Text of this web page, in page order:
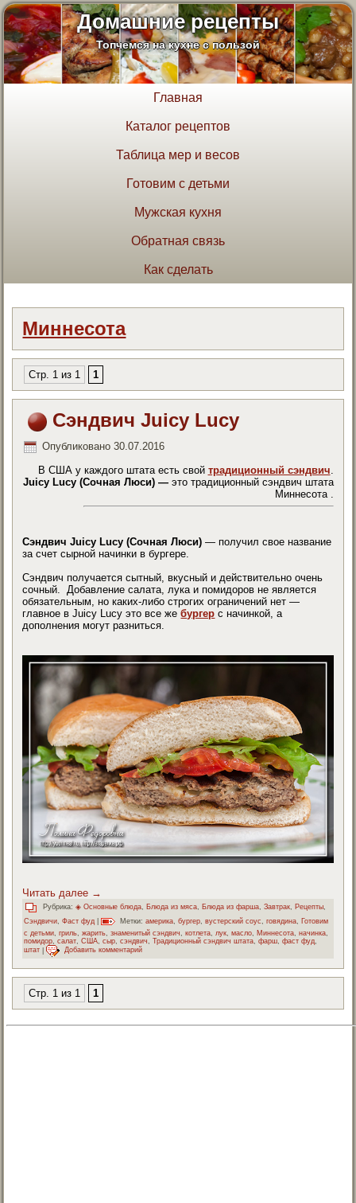
Домашние рецепты
Топчемся на кухне с пользой
Главная
Каталог рецептов
Таблица мер и весов
Готовим с детьми
Мужская кухня
Обратная связь
Как сделать
Миннесота
Стр. 1 из 1 1
Сэндвич Juicy Lucy
Опубликовано 30.07.2016
В США у каждого штата есть свой традиционный сэндвич.
Juicy Lucy (Сочная Люси) — это традиционный сэндвич штата
Миннесота .
СэндвичJuicy Lucy (Сочная Люси) — получил свое название
за счет сырной начинки в бургере.
Сэндвич получается сытный, вкусный и действительно очень
сочный. Добавление салата, лука и помидоров не является
обязательным, но каких-либо строгих ограничений нет —
главное в Juicy Lucy это все жебургер с начинкой, а
дополнения могут разниться.
Читать далее →
Рубрика: ◈ Основные блюда Блюда из мяса Блюда из фарша ,Завтрак Рецепты
Сэндвичи ,Фаст фуд Метки: америка ,бургер ,вустерский соус ,говядина
Готовим
с детьми ,гриль ,жарить ,знаменитый сэндвич ,котлета лук ,масло Миннесота ,начинка
помидор ,салат ,США ,сыр ,сэндвич ,Традиционный сэндвич штата ,фарш ,фаст фуд
штат | Добавить комментарий
Стр. 1 из 1 1